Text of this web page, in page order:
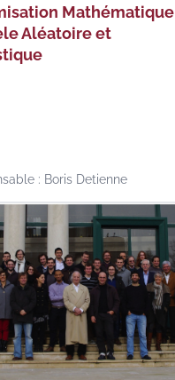
Mathématique
Aléatoire et
: Boris Detienne